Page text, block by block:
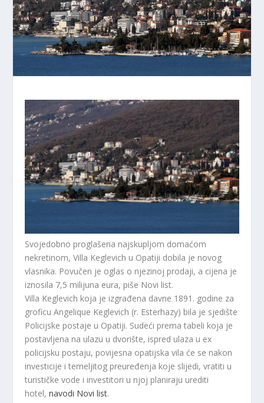
Svojedobno proglašena najskupljom domaćom
nekretinom, Villa Keglevich u Opatiji dobila je novog
vlasnika. Povučen je oglas o njezinoj prodaji, a cijena je
iznosila 7,5 milijuna eura, piše Novi list.
Villa Keglevich koja je izgrađena davne 1891. godine za
groficu Angelique Keglevich (r. Esterhazy) bila je sjedište
Policijske postaje u Opatiji. Sudeći prema tabeli koja je
postavljena na ulazu u dvorište, ispred ulaza u ex
policijsku postaju, povijesna opatijska vila će se nakon
investicije i temeljitog preuređenja koje slijedi, vratiti u
turističke vode i investitori u njoj planiraju urediti
hotel,navodi Novi list.